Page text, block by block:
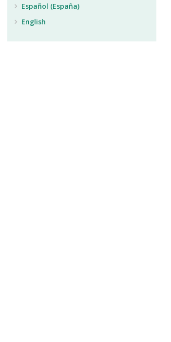
Español (España)
English